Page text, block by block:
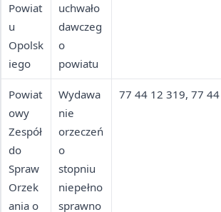
Powiat
u
Opolsk
iego
uchwało
dawczeg
o
powiatu
Powiat
owy
Zespół
do
Spraw
Orzek
ania o
Wydawa
nie
orzeczeń
o
stopniu
niepełno
sprawno
77 44 12 319, 77